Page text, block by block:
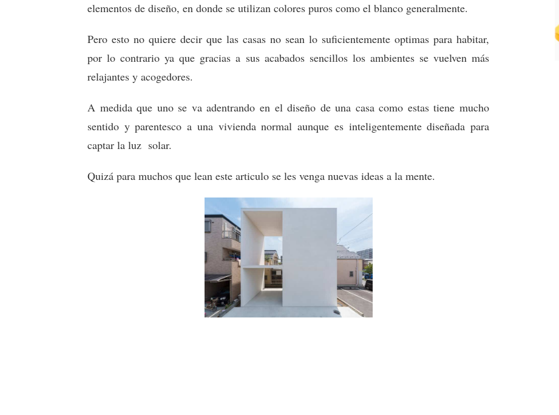
elementos de diseño, en donde se utilizan colores puros como el blanco generalmente.
Pero esto no quiere decir que las casas no sean lo suficientemente optimas para habitar,
por lo contrario ya que gracias a sus acabados sencillos los ambientes se vuelven más
relajantes y acogedores.
A medida que uno se va adentrando en el diseño de una casa como estas tiene mucho
sentido y parentesco a una vivienda normal aunque es inteligentemente diseñada para
captar la luz solar.
Quizá para muchos que lean este articulo se les venga nuevas ideas a la mente.